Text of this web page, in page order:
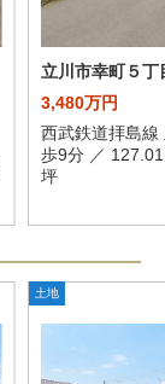
立川市幸町５丁
3,480万円
西武鉄道拝島線
歩9分 ／
坪
土地